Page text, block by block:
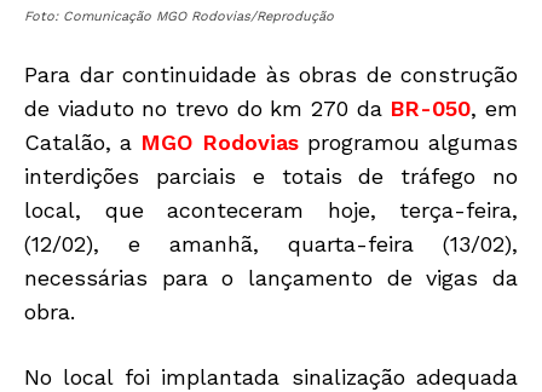
Foto: Comunicação MGO Rodovias/Reprodução
Para dar continuidade às obras de construção
de viaduto no trevo do km 270 da BR-050, em
Catalão, a MGO Rodoviasprogramou algumas
interdições parciais e totais de tráfego no
local, que aconteceram hoje, terça-feira,
(12/02), e amanhã, quarta-feira (13/02),
necessárias para o lançamento de vigas da
obra.
No local foi implantada sinalização adequada